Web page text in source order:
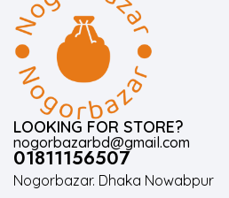
LOOKING FOR STORE?
nogorbazarbd@gmail.com
01811156507
Nogorbazar. Dhaka Nowabpur